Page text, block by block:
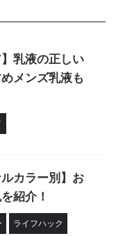
】乳液の正しい
メンズ乳液も
ルカラー別】お
紹介！
ライフハック